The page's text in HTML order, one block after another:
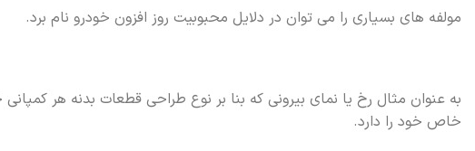
مولفه های بسیاری را می توان در دلایل محبوبیت روز افزون خودرو نام برد.
به عنوان مثال رخ یا نمای بیرونی که بنا بر نوع طراحی قطعات بدنه هر
خاص خود را دارد.